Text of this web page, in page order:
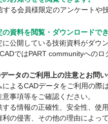
する会員様限定のアンケートや
資料を閲覧・ダウンロードでき
公開している技術資料がダウ
ではPART communityへの
データのご利用上の注意とお問い
によるCADデータをご利用の際
事項等をご確認ください。
する情報の正確性、安全性、使
利の侵害、その他の理由によっ